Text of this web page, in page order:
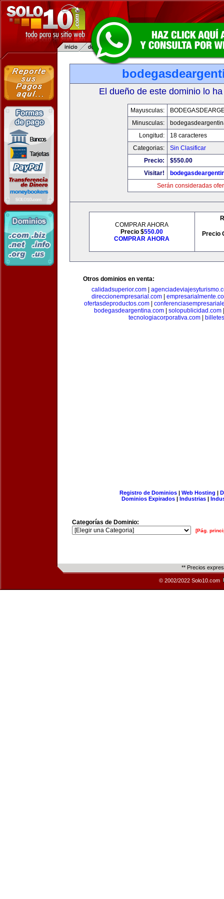
El dueño de este dominio lo
Mayusculas:
Minusculas:
Longitud:
18 caracteres
Categorias:
Sin Clasificar
Precio:
$550.00
Visitar!
Serán consideradas
COMPRAR AHORA
Precio $550.00
COMPRAR AHORA
Precio
Otros dominios en venta:
calidadsuperior.com|
direccionempresarial.com
ofertasdeproductos.com|
bodegasdeargentina.com| solopublicidad.com
tecnologiacorporativa.com
Registro de Dominios| Web Hosting |
Dominios Expirados | Industrias |
Categorías de Dominio:
[Pág.
** Precios
© 2002/2022 Solo10.com